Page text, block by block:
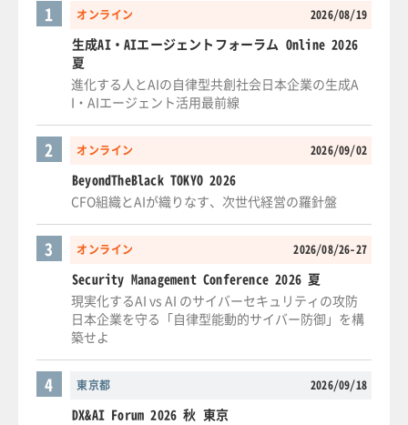
オンライン 2026/08/19
1
生成AI・AIエージェントフォーラム Online 2026
夏
進化する人とAIの自律型共創社会日本企業の生成A
I・AIエージェント活用最前線
オンライン 2026/09/02
2
BeyondTheBlack TOKYO 2026
CFO組織とAIが織りなす、次世代経営の羅針盤
オンライン 2026/08/26-27
3
Security Management Conference 2026 夏
現実化するAI vs AI のサイバーセキュリティの攻防
日本企業を守る「自律型能動的サイバー防御」を構
築せよ
東京都 2026/09/18
4
DX&AI Forum 2026 秋 東京